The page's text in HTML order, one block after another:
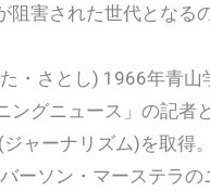
された世代となる
・さとし) 1966年青山
ングニュース」の記者
ャーナリズム)を取得
ーソン・マーステラの